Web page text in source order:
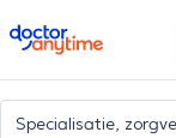
doctoranytime